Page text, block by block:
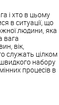
і хто в цьому
в ситуації, що
людини, яка
вага
вік,
служать цілком
набору
процесів в